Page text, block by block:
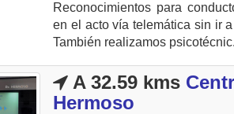
Reconocimientos para
en el acto vía telemática sin ir
También realizamos
A 32.59 kms
Hermoso